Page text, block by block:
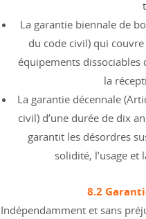
La garantie biennale de
du code civil) qui
équipements dissociables
la
La garantie décennale
civil) d’une durée de dix
garantit les désordres
solidité, l’usage et
8.2
Indépendamment et sans